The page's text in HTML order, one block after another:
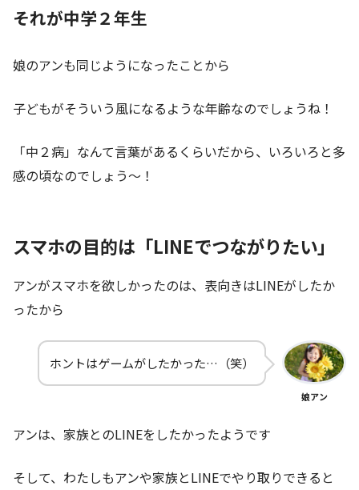
それが中学２年生
娘のアンも同じようになったことから
子どもがそういう風になるような年齢なのでしょうね！
「中２病」なんて言葉があるくらいだから、いろいろと多
感の頃なのでしょう～！
スマホの目的は「LINEでつながりたい」
アンがスマホを欲しかったのは、表向きはLINEがしたか
ったから
ホントはゲームがしたかった…（笑）
娘アン
アンは、家族とのLINEをしたかったようです
そして、わたしもアンや家族とLINEでやり取りできると